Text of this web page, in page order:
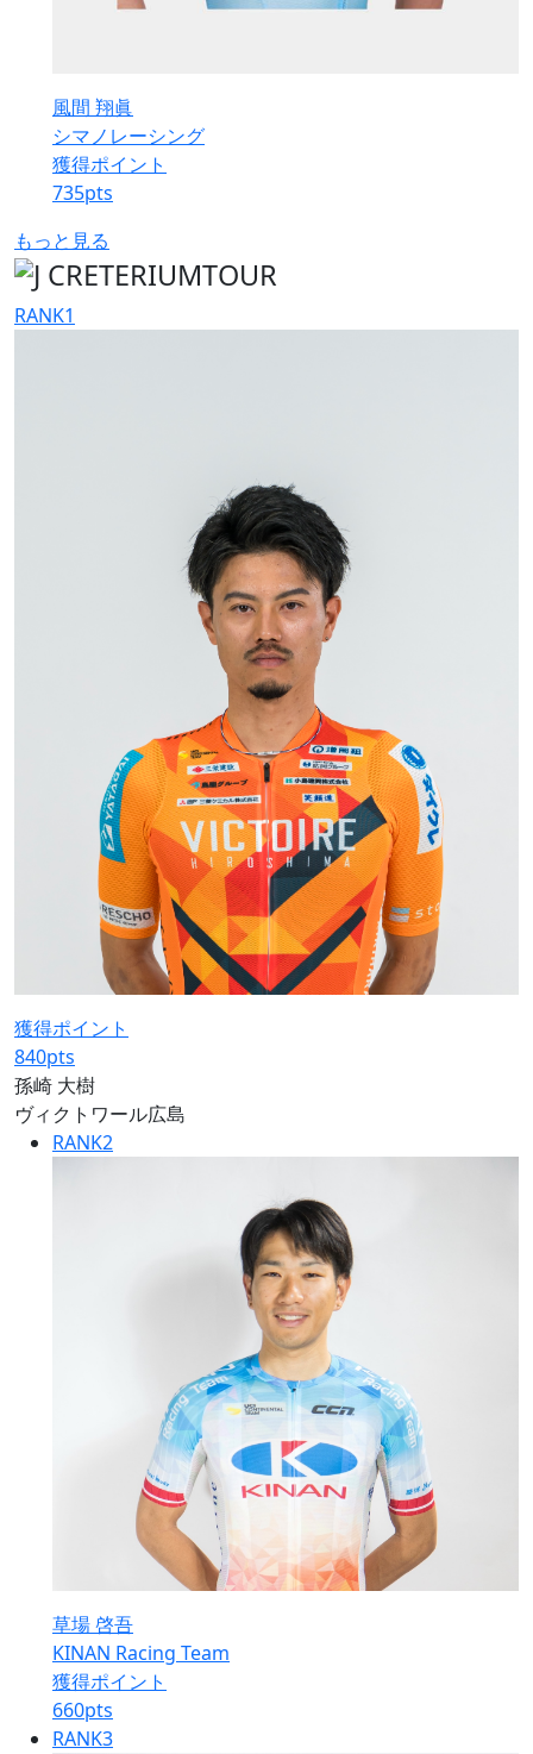
風間 翔眞
シマノレーシング
獲得ポイント
735pts
もっと見る
RANK1
獲得ポイント
840pts
孫崎 大樹
ヴィクトワール広島
RANK2
草場 啓吾
KINAN Racing Team
獲得ポイント
660pts
RANK3